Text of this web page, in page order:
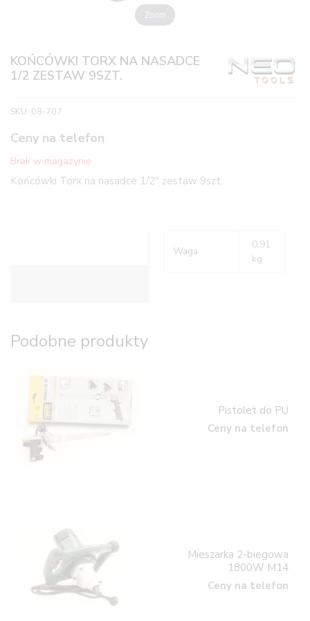
Zoom
KOŃCÓWKI TORX NA NASADCE
1/2 ZESTAW 9SZT.
SKU: 08-707
Ceny na telefon
Brak w magazynie
Końcówki Torx na nasadce 1/2″ zestaw 9szt.
Waga
0,91
kg
Podobne produkty
Pistolet do PU
Ceny na telefon
Mieszarka 2-biegowa
1800W M14
Ceny na telefon